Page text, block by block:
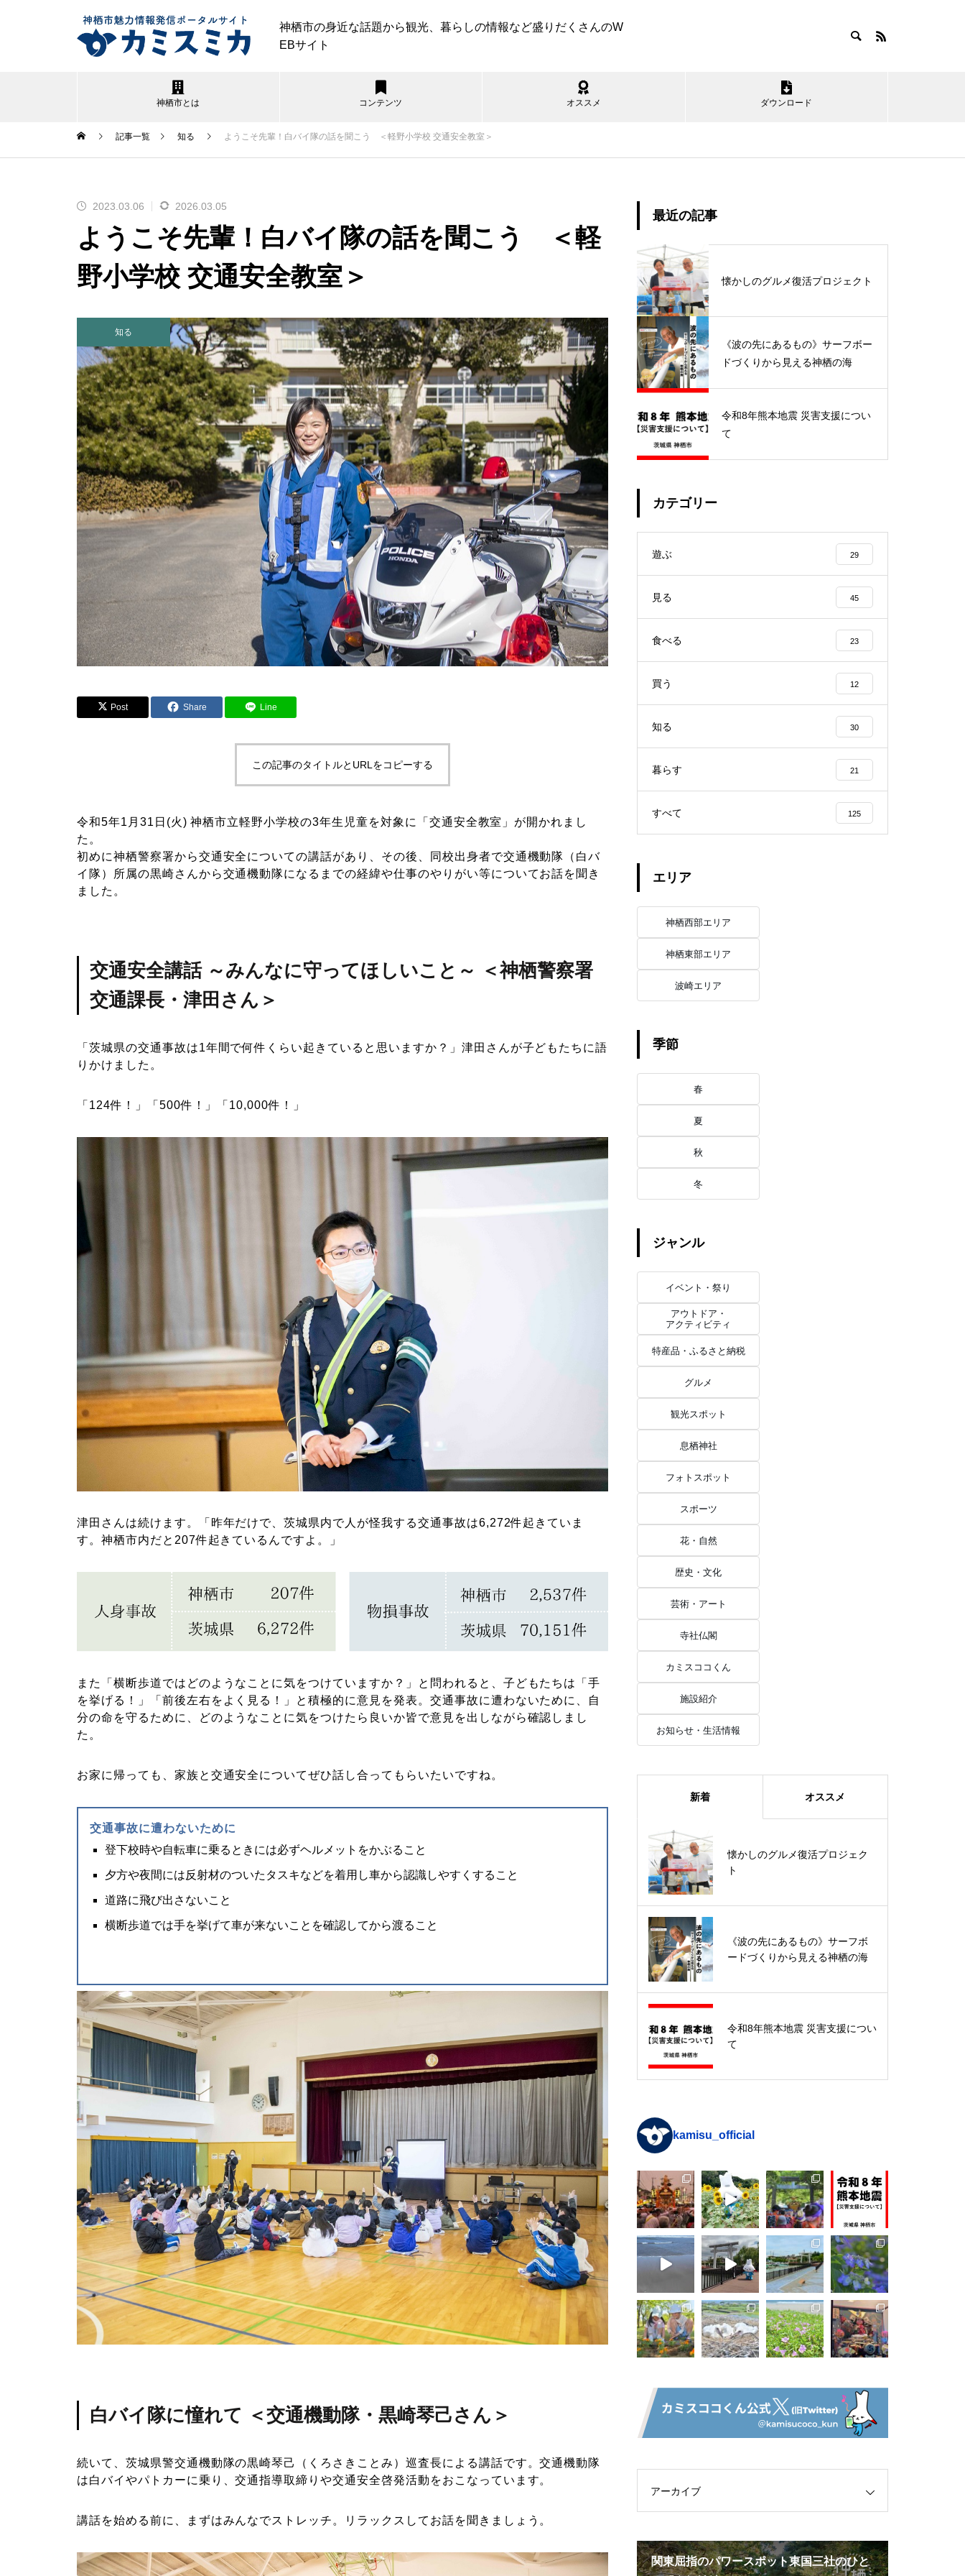
神栖市の身近な話題から観光、暮らしの情報など盛りだくさんのW
EBサイト
神栖市とは コンテンツ オススメ ダウンロード
遊ぶ 見る 食べる 買う
日川浜海水浴場の紹介
施設で気軽に！手軽に！運動を
はじめよう
第16回かみす舞っちゃげ祭りが
開催されました
神栖市｜秋のイベント特集2025 大潮祭2025レポート
キャリア教育プロジェクトの一
環「キャリ☆フェス神栖 202
4」が開催されました
まるで別世界！？大人気の「鹿
島港工場夜景クルーズ」が今年
も期間限定で運航！
夏休みに波崎でサーフィン体
験！「2024 ジュニアサーフィ
ン CHALLENGE」 レポート
鹿島アントラーズ ホームタウン
デイズ「神栖の日」で神栖市の
魅力をPR！
記事一覧 知る ようこそ先輩！白バイ隊の話を聞こう ＜軽野小学校 交通安全教室＞
2023.03.06 2026.03.05
ようこそ先輩！白バイ隊の話を聞こう ＜軽
野小学校 交通安全教室＞
知る
Post Share Line
この記事のタイトルとURLをコピーする
令和5年1月31日(火) 神栖市立軽野小学校の3年生児童を対象に「交通安全教室」が開かれまし
た。
初めに神栖警察署から交通安全についての講話があり、その後、同校出身者で交通機動隊（白バ
イ隊）所属の黒崎さんから交通機動隊になるまでの経緯や仕事のやりがい等についてお話を聞き
ました。
交通安全講話 ～みんなに守ってほしいこと～ ＜神栖警察署
交通課長・津田さん＞
「茨城県の交通事故は1年間で何件くらい起きていると思いますか？」津田さんが子どもたちに語
りかけました。
「124件！」「500件！」「10,000件！」
津田さんは続けます。「昨年だけで、茨城県内で人が怪我する交通事故は6,272件起きていま
す。神栖市内だと207件起きているんですよ。」
また「横断歩道ではどのようなことに気をつけていますか？」と問われると、子どもたちは「手
を挙げる！」「前後左右をよく見る！」と積極的に意見を発表。交通事故に遭わないために、自
分の命を守るために、どのようなことに気をつけたら良いか皆で意見を出しながら確認しまし
た。
お家に帰っても、家族と交通安全についてぜひ話し合ってもらいたいですね。
交通事故に遭わないために
登下校時や自転車に乗るときには必ずヘルメットをかぶること
夕方や夜間には反射材のついたタスキなどを着用し車から認識しやすくすること
道路に飛び出さないこと
横断歩道では手を挙げて車が来ないことを確認してから渡ること
白バイ隊に憧れて ＜交通機動隊・黒崎琴己さん＞
続いて、茨城県警交通機動隊の黒崎琴己（くろさきことみ）巡査長による講話です。交通機動隊
は白バイやパトカーに乗り、交通指導取締りや交通安全啓発活動をおこなっています。
講話を始める前に、まずはみんなでストレッチ。リラックスしてお話を聞きましょう。
最近の記事
懐かしのグルメ復活プロジェクト
《波の先にあるもの》サーフボー
ドづくりから見える神栖の海
令和8年熊本地震 災害支援につい
て
カテゴリー
遊ぶ 29
見る 45
食べる 23
買う 12
知る 30
暮らす 21
すべて 125
エリア
神栖西部エリア
神栖東部エリア
波崎エリア
季節
春
夏
秋
冬
ジャンル
イベント・祭り
アウトドア・
アクティビティ
特産品・ふるさと納税
グルメ
観光スポット
息栖神社
フォトスポット
スポーツ
花・自然
歴史・文化
芸術・アート
寺社仏閣
カミスココくん
施設紹介
お知らせ・生活情報
新着 オススメ
懐かしのグルメ復活プロジェク
ト
《波の先にあるもの》サーフボ
ードづくりから見える神栖の海
令和8年熊本地震 災害支援につい
て
《波の先にあるもの》サーフボー
ドづくりから見える神栖の海
令和8年熊本地震 災害支援につい
て
入館無料なのに超本格！歴史民俗
資料館「恐竜展」特集
kamisu_official
アーカイブ
「夢のひろば須田」のチューリップが咲き
息栖神社参道に「息栖にぎわいテラス」O
関東屈指のパワースポット東国三社のひと